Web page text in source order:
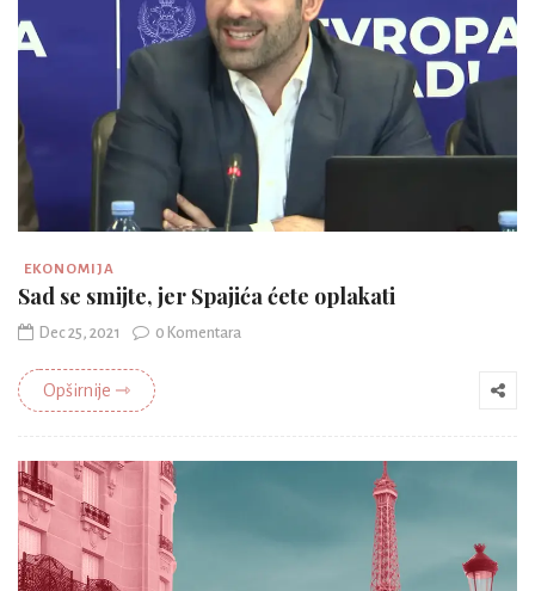
EKONOMIJA
Sad se smijte, jer Spajića ćete oplakati
Dec 25, 2021 0 Komentara
Opširnije ⇾